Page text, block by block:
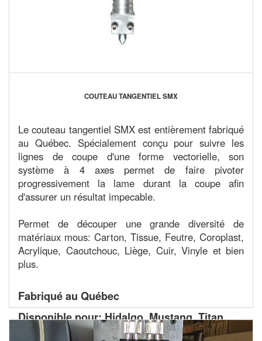
COUTEAU TANGENTIEL SMX
Le couteau tangentiel SMX est entièrement fabriqué
au Québec. Spécialement conçu pour suivre les
lignes de coupe d'une forme vectorielle, son
système à 4 axes permet de faire pivoter
progressivement la lame durant la coupe afin
d'assurer un résultat impecable.
Permet de découper une grande diversité de
matériaux mous: Carton, Tissue, Feutre, Coroplast,
Acrylique, Caoutchouc, Liège, Cuir, Vinyle et bien
plus.
Fabriqué au Québec
Disponible pour: Hidalgo, Mustang, Titan,
Blazer